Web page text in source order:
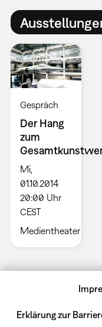
Gespräch
Der Hang
zum
Mi,
01.10.2014
20:00 Uhr
CEST
Medientheater
Erklärung zur